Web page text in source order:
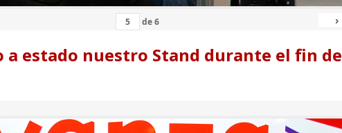
de6 ›
a estado nuestro Stand durante el fin de